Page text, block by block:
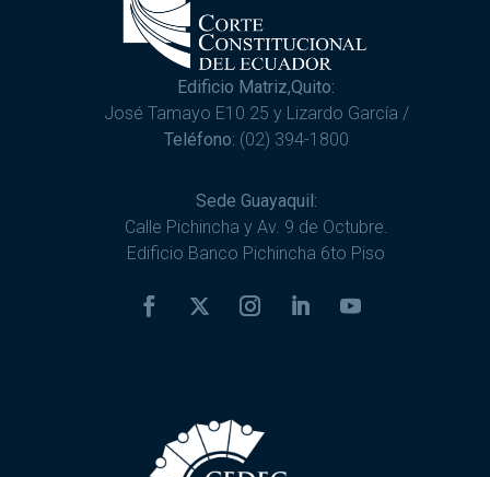
Edificio Matriz,Quito:
José Tamayo E10 25 y Lizardo García /
Teléfono: (02) 394-1800
Sede Guayaquil:
Calle Pichincha y Av. 9 de Octubre.
Edificio Banco Pichincha 6to Piso